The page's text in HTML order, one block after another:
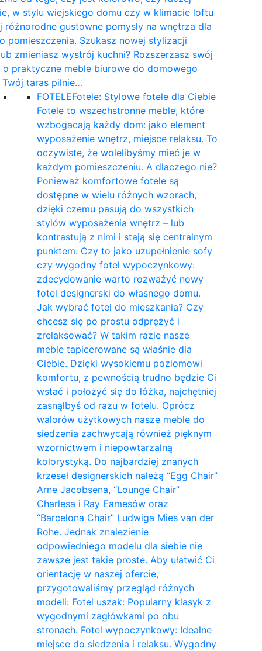
w stylu wiejskiego domu czy w klimacie loftu
różnorodne gustowne pomysły na wnętrza dla
pomieszczenia. Szukasz nowej stylizacji
zmieniasz wystrój kuchni? Rozszerzasz swój
o praktyczne meble biurowe do domowego
Twój taras pilnie…
FOTELEFotele: Stylowe fotele dla Ciebie
Fotele to wszechstronne meble, które
wzbogacają każdy dom: jako element
wyposażenie wnętrz, miejsce relaksu. To
oczywiste, że wolelibyśmy mieć je w
każdym pomieszczeniu. A dlaczego nie?
Ponieważ komfortowe fotele są
dostępne w wielu różnych wzorach,
dzięki czemu pasują do wszystkich
stylów wyposażenia wnętrz – lub
kontrastują z nimi i stają się centralnym
punktem. Czy to jako uzupełnienie sofy
czy wygodny fotel wypoczynkowy:
zdecydowanie warto rozważyć nowy
fotel designerski do własnego domu.
Jak wybrać fotel do mieszkania? Czy
chcesz się po prostu odprężyć i
zrelaksować? W takim razie nasze
meble tapicerowane są właśnie dla
Ciebie. Dzięki wysokiemu poziomowi
komfortu, z pewnością trudno będzie Ci
wstać i położyć się do łóżka, najchętniej
zasnąłbyś od razu w fotelu. Oprócz
walorów użytkowych nasze meble do
siedzenia zachwycają również pięknym
wzornictwem i niepowtarzalną
kolorystyką. Do najbardziej znanych
krzeseł designerskich należą “Egg Chair”
Arne Jacobsena, “Lounge Chair”
Charlesa i Ray Eamesów oraz
“Barcelona Chair” Ludwiga Mies van der
Rohe. Jednak znalezienie
odpowiedniego modelu dla siebie nie
zawsze jest takie proste. Aby ułatwić Ci
orientację w naszej ofercie,
przygotowaliśmy przegląd różnych
modeli: Fotel uszak: Popularny klasyk z
wygodnymi zagłówkami po obu
stronach. Fotel wypoczynkowy: Idealne
miejsce do siedzenia i relaksu. Wygodny